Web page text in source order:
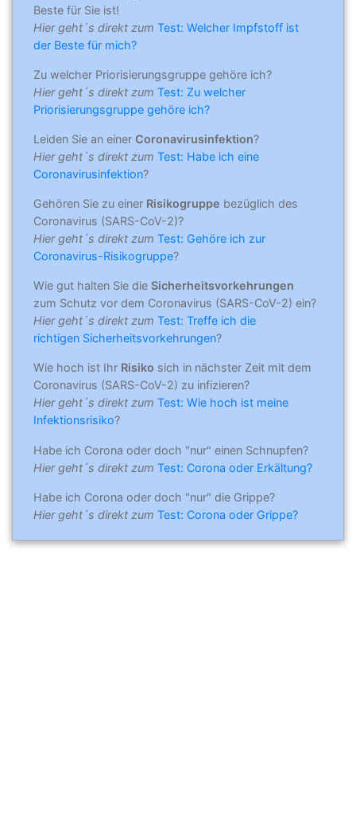
Beste für Sie ist!
Hier geht´s direkt zum Test: Welcher Impfstoff ist
der Beste für mich?
Zu welcher Priorisierungsgruppe gehöre ich?
Hier geht´s direkt zum Test: Zu welcher
Priorisierungsgruppe gehöre ich?
Leiden Sie an einer Coronavirusinfektion?
Hier geht´s direkt zum Test: Habe ich eine
Coronavirusinfektion?
Gehören Sie zu einer Risikogruppe bezüglich des
Coronavirus (SARS-CoV-2)?
Hier geht´s direkt zum Test: Gehöre ich zur
Coronavirus-Risikogruppe?
Wie gut halten Sie die Sicherheitsvorkehrungen
zum Schutz vor dem Coronavirus (SARS-CoV-2) ein?
Hier geht´s direkt zum Test: Treffe ich die
richtigen Sicherheitsvorkehrungen?
Wie hoch ist Ihr Risiko sich in nächster Zeit mit dem
Coronavirus (SARS-CoV-2) zu infizieren?
Hier geht´s direkt zum Test: Wie hoch ist meine
Infektionsrisiko?
Habe ich Corona oder doch "nur" einen Schnupfen?
Hier geht´s direkt zum Test: Corona oder Erkältung?
Habe ich Corona oder doch "nur" die Grippe?
Hier geht´s direkt zum Test: Corona oder Grippe?